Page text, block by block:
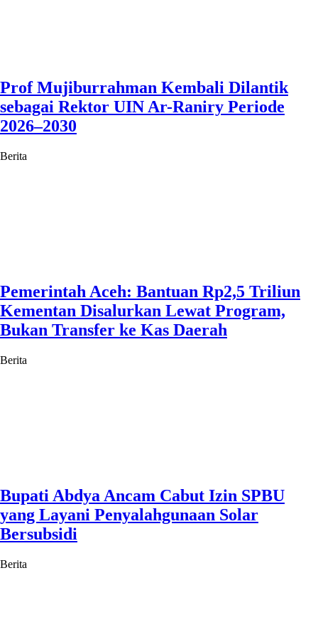
Prof Mujiburrahman Kembali Dilantik
sebagai Rektor UIN Ar-Raniry Periode
2026–2030
Berita
Pemerintah Aceh: Bantuan Rp2,5 Triliun
Kementan Disalurkan Lewat Program,
Bukan Transfer ke Kas Daerah
Berita
Bupati Abdya Ancam Cabut Izin SPBU
yang Layani Penyalahgunaan Solar
Bersubsidi
Berita